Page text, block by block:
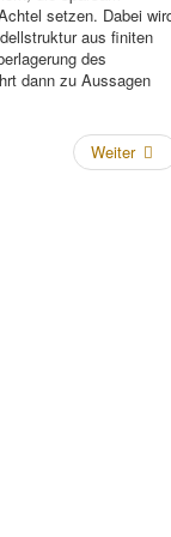
setzen. Dabei
aus finiten
des
dann zu Aussagen
Weiter